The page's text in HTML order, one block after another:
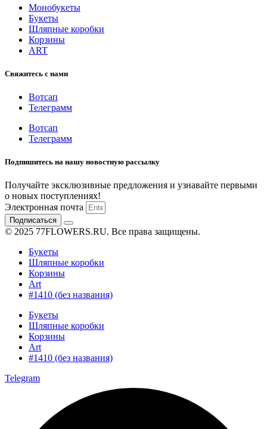
Монобукеты
Букеты
Шляпные коробки
Корзины
ART
Свяжитесь с нами
Вотсап
Телеграмм
Вотсап
Телеграмм
Подпишитесь на нашу новостную рассылку
Получайте эксклюзивные предложения и узнавайте первыми
о новых поступлениях!
Электронная почта
Подписаться
© 2025 77FLOWERS.RU. Все права защищены.
Букеты
Шляпные коробки
Корзины
Art
#1410 (без названия)
Букеты
Шляпные коробки
Корзины
Art
#1410 (без названия)
Telegram